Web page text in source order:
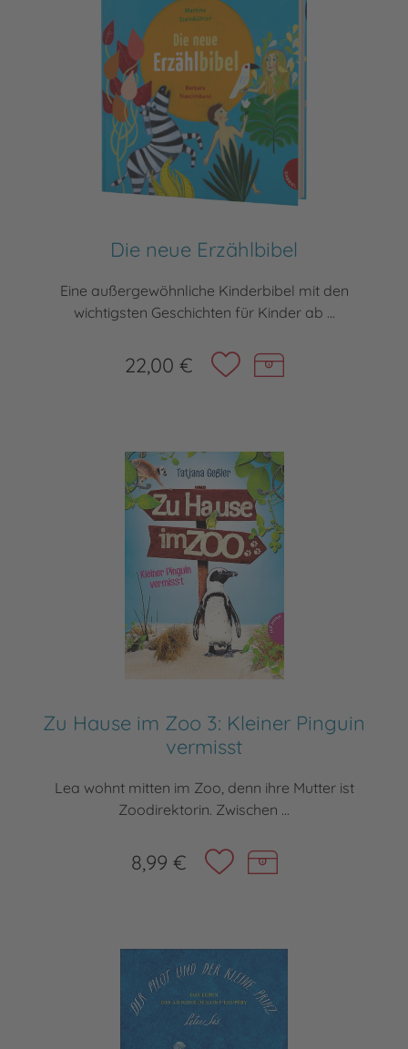
Die neue Erzählbibel
Eine außergewöhnliche Kinderbibel mit den
wichtigsten Geschichten für Kinder ab ...
22,00 €
Zu Hause im Zoo 3: Kleiner Pinguin
vermisst
Lea wohnt mitten im Zoo, denn ihre Mutter ist
Zoodirektorin. Zwischen ...
8,99 €